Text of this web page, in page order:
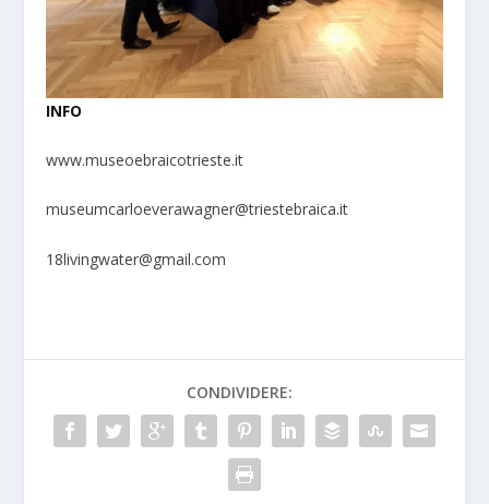
INFO
www.museoebraicotrieste.it
museumcarloeverawagner@triestebraica.it
18livingwater@gmail.com
CONDIVIDERE: